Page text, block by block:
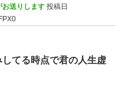
お送りします 投稿日
てる時点で君の人生虚